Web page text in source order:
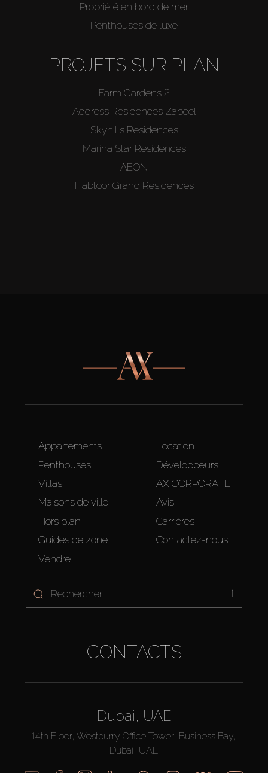
Propriété en bord de mer
Penthouses de luxe
PROJETS SUR PLAN
Farm Gardens 2
Address Residences Zabeel
Skyhills Residences
Marina Star Residences
AEON
Habtoor Grand Residences
Appartements
Penthouses
Villas
Maisons de ville
Hors plan
Guides de zone
Vendre
Location
Développeurs
AX CORPORATE
Avis
Carrières
Contactez-nous
1
CONTACTS
Dubai, UAE
14th Floor, Westburry Office Tower, Business Bay,
Dubai, UAE